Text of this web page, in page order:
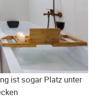
ist sogar Platz unter